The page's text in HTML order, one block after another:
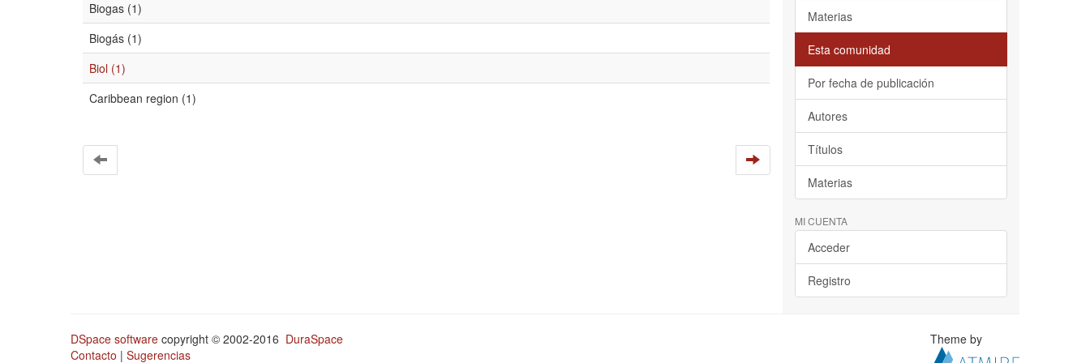
Biogas (1)
Biogás (1)
Biol (1)
Caribbean region (1)
Materias
Esta comunidad
Por fecha de publicación
Autores
Títulos
Materias
MI CUENTA
Acceder
Registro
DSpace software copyright © 2002-2016 DuraSpace
Contacto | Sugerencias
Theme by